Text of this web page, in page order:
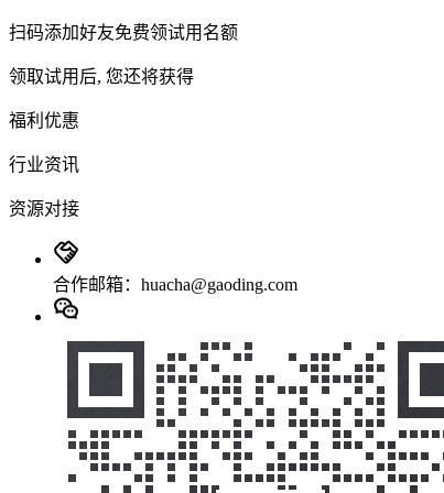
扫码添加好友免费领试用名额
领取试用后, 您还将获得
福利优惠
行业资讯
资源对接
合作邮箱：huacha@gaoding.com